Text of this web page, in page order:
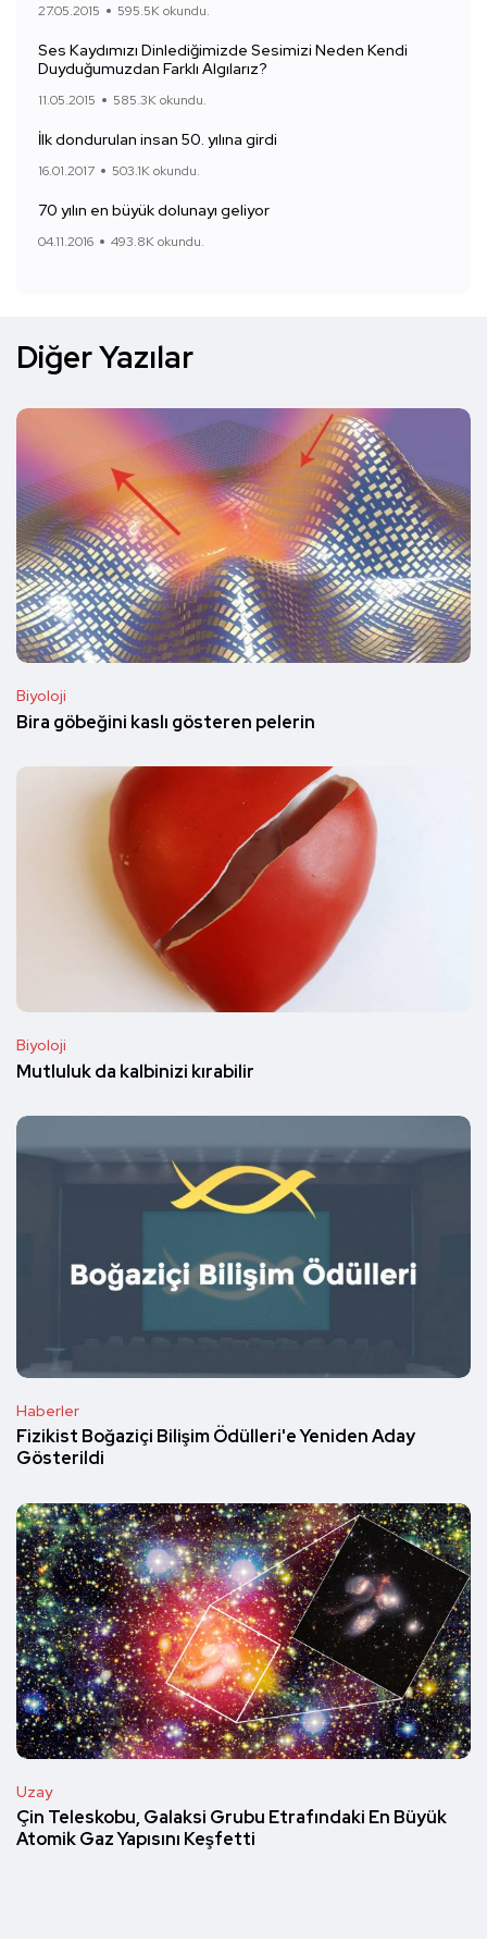
27.05.2015 595.5K okundu.
Ses Kaydımızı Dinlediğimizde Sesimizi Neden Kendi
Duyduğumuzdan Farklı Algılarız?
11.05.2015 585.3K okundu.
İlk dondurulan insan 50. yılına girdi
16.01.2017 503.1K okundu.
70 yılın en büyük dolunayı geliyor
04.11.2016 493.8K okundu.
Diğer Yazılar
Biyoloji
Bira göbeğini kaslı gösteren pelerin
Biyoloji
Mutluluk da kalbinizi kırabilir
Haberler
Fizikist Boğaziçi Bilişim Ödülleri'e Yeniden Aday
Gösterildi
Uzay
Çin Teleskobu, Galaksi Grubu Etrafındaki En Büyük
Atomik Gaz Yapısını Keşfetti